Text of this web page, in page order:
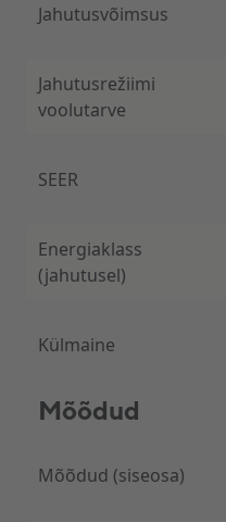
ringluses isegi siis kui
saavutatud.
poolt, saavad 5
nutitelefonidega.
Jahutusvõimsus
Jahutusrežiimi
voolutarve
SEER
Energiaklass
(jahutusel)
Külmaine
Mõõdud
Mõõdud (siseosa)